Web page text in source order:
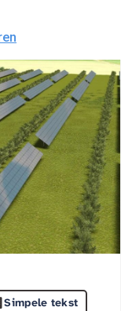
Simpele tekst